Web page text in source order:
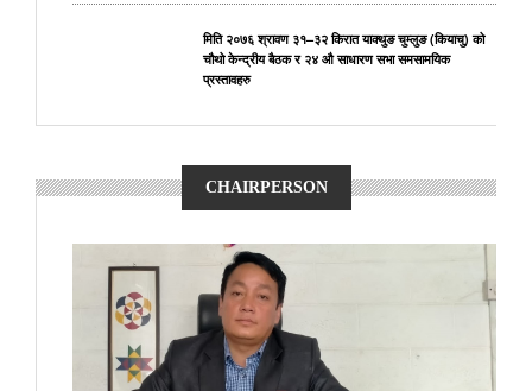
मिति २०७६ श्रावण ३१–३२ किरात याक्थुङ चुम्लुङ (कियाचु) को
चौथो केन्द्रीय बैठक र २४ औ साधारण सभा समसामयिक
प्रस्तावहरु
CHAIRPERSON